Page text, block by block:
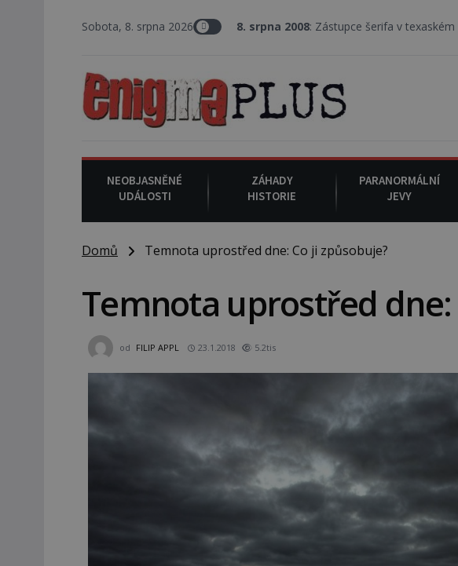
Sobota, 8. srpna 20268. srpna 2008: Zástupce šerifa v texaském DeWitt
NEOBJASNĚNÉ
UDÁLOSTI
ZÁHADY
HISTORIE
PARANORMÁLNÍ
JEVY
Domů Temnota uprostřed dne: Co ji způsobuje?
Temnota uprostřed dne:
od FILIP APPL 23.1.2018 5.2tis